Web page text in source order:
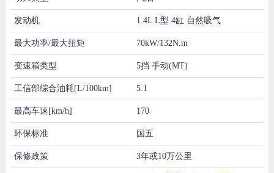
发动机 1.4L L型 4缸 自然吸气
最大功率/最大扭矩 70kW/132N.m
变速箱类型 5挡 手动(MT)
工信部综合油耗[L/100km] 5.1
最高车速[km/h] 170
环保标准 国五
保修政策 3年或10万公里